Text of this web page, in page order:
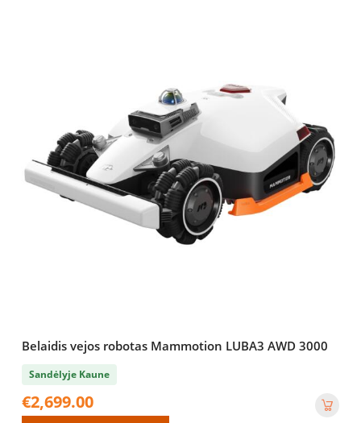
Belaidis vejos robotas Mammotion LUBA3 AWD 3000
Sandėlyje Kaune
€2,699.00